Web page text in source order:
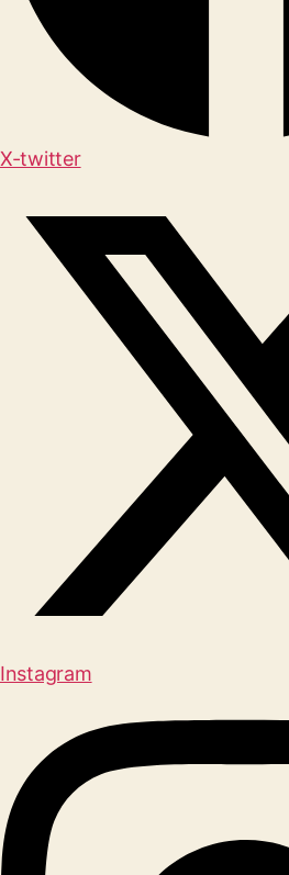
X-twitter
Instagram